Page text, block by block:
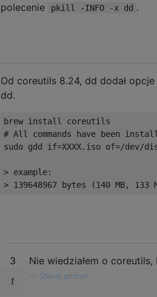
polecenie
pkill -INFO -x dd .
Od coreutils 8.24, dd dodał
dd.
brew install coreutils
# All commands have been
sudo gdd if=XXXX. iso of=/dev/
> example:
> 139648967 bytes (140 MB, 133
3 Nie wiedziałem o
SteveLambert